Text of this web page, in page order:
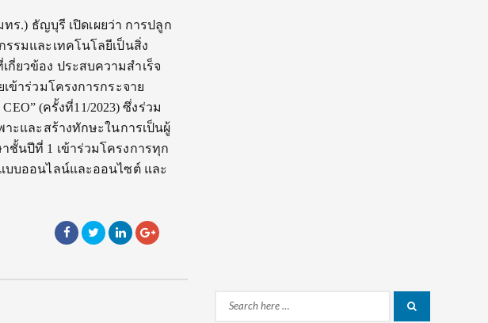
ร.) ธัญบุรี เปิดเผยว่า การปลูก
รมและเทคโนโลยีเป็นสิ่ง
ยวข้อง ประสบความสำเร็จ
ข้าร่วมโครงการกระจาย
(ครั้งที่11/2023) ซึ่งร่วม
ะและสร้างทักษะในการเป็นผู้
ชั้นปีที่ 1 เข้าร่วมโครงการทุก
บออนไลน์และออนไซต์ และ
Search